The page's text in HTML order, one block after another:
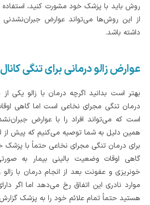
روش باید با پزشک خود مشورت کنید،
از این روش‌ها می‌تواند عوارض جبران‌نشدنی
داشته باشد.
عوارض زالو درمانی برای تنگی
بهتر است بدانید اگرچه درمان با زالو یکی
درمان تنگی مجرای نخاعی است اما گاهی
است که می‌تواند افراد را با عوارض
همین دلیل به شما توصیه می‌کنیم که پیش از
برای درمان تنگی مجرای نخاعی حتماً با
گاهی اوقات وضعیت بالینی بیمار به
خونریزی و عفونت بعد از انجام درمان با زالو
موارد نادری این اتفاق رخ می‌دهد اما اگر
هستید حتماً تمام علائم خود را به پزشک